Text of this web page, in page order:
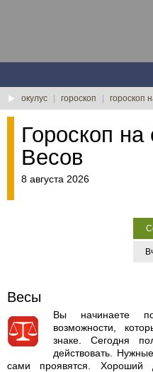
окулус гороскоп гороскоп
Гороскоп на
Весов
8 августа 2026
Весы
Вы начинаете
возможности,
знаке. Сегодня
действовать.
сами проявятся. Хороший